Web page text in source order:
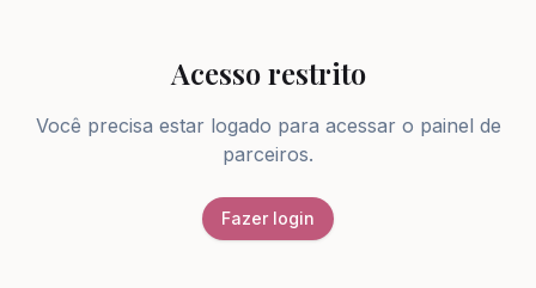
Acesso restrito
Você precisa estar logado para acessar o painel de
parceiros.
Fazer login